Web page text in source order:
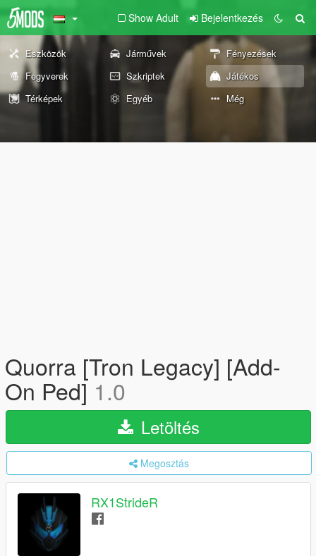
Show Adult Bejelentkezés
Eszközök Járművek
Fényezések
Fegyverek
Szkriptek
Játékos
Térképek
Egyéb Még
Quorra [Tron Legacy] [Add-
On Ped] 1.0
Letöltés
Megosztás
RX1StrideR